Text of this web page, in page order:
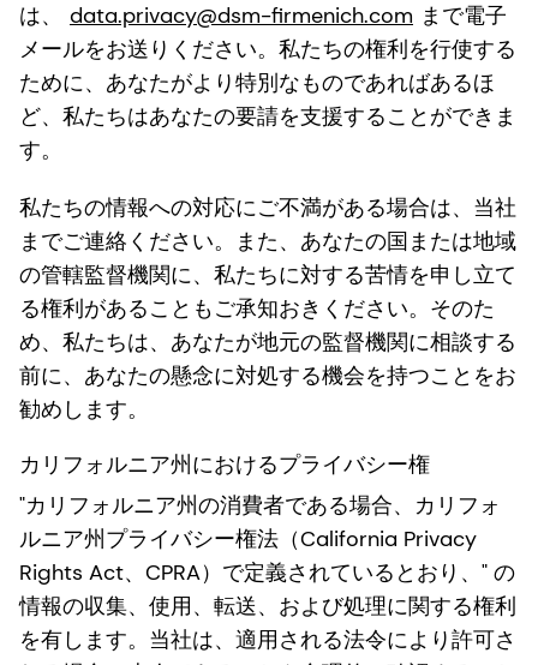
は、 data.privacy@dsm-firmenich.com まで電子
メールをお送りください。私たちの権利を行使する
ために、あなたがより特別なものであればあるほ
ど、私たちはあなたの要請を支援することができま
す。
私たちの情報への対応にご不満がある場合は、当社
までご連絡ください。また、あなたの国または地域
の管轄監督機関に、私たちに対する苦情を申し立て
る権利があることもご承知おきください。そのた
め、私たちは、あなたが地元の監督機関に相談する
前に、あなたの懸念に対処する機会を持つことをお
勧めします。
カリフォルニア州におけるプライバシー権
"カリフォルニア州の消費者である場合、カリフォ
ルニア州プライバシー権法（California Privacy
Rights Act、CPRA）で定義されているとおり、" の
情報の収集、使用、転送、および処理に関する権利
を有します。当社は、適用される法令により許可さ